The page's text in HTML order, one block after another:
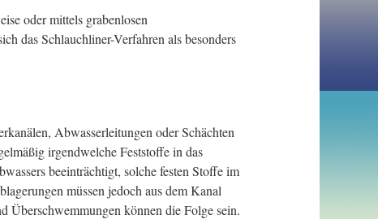
oder mittels grabenlosen
das Schlauchliner-Verfahren als besonders
Abwasserleitungen oder Schächten
irgendwelche Feststoffe in das
beeinträchtigt, solche festen Stoffe im
müssen jedoch aus dem Kanal
Überschwemmungen können die Folge sein.